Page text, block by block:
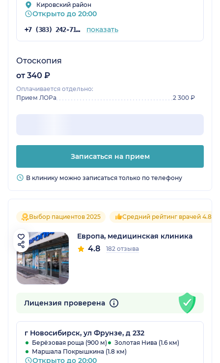
Кировский район
Открыто до 20:00
+7 (383) 242-71-64 показать
Отоскопия
от 340 ₽
Оплачивается отдельно:
Прием ЛОРа
2 300 ₽
Записаться на прием
В клинику можно записаться только по телефону
Выбор пациентов 2025 Средний рейтинг врачей 4.8
Европа, медицинская клиника
4.8 182 отзыва
Лицензия проверена
г Новосибирск, ул Фрунзе, д 232
Берёзовая роща (900 м)
Золотая Нива (1.6 км)
Маршала Покрышкина (1.8 км)
Открыто до 20:00